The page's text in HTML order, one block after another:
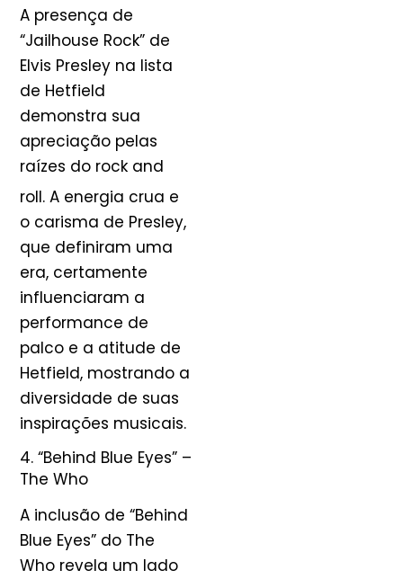
A presença de
“Jailhouse Rock” de
Elvis Presley na lista
de Hetfield
demonstra sua
apreciação pelas
raízes do rock and
roll. A energia crua e
o carisma de Presley,
que definiram uma
era, certamente
influenciaram a
performance de
palco e a atitude de
Hetfield, mostrando a
diversidade de suas
inspirações musicais.
4. “Behind Blue Eyes” –
The Who
A inclusão de “Behind
Blue Eyes” do The
Who revela um lado